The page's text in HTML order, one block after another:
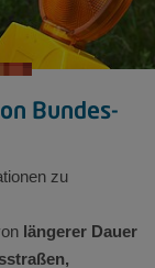
Bundes-
zu
längerer Dauer